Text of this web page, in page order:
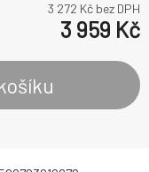
3 272 Kč bez DPH
3 959 Kč